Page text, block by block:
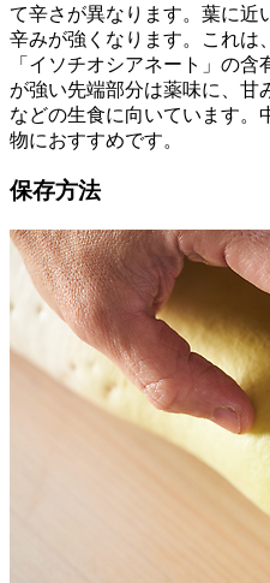
て辛さが異なります。葉に近
辛みが強くなります。これは
「イソチオシアネート」の
が強い先端部分は薬味に、甘
などの生食に向いています。
物におすすめです。
保存方法